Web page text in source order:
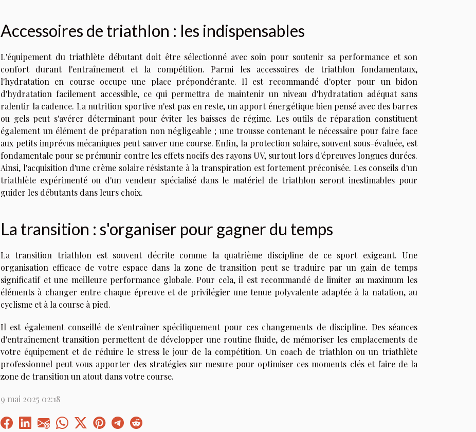
Accessoires de triathlon : les indispensables
L'équipement du triathlète débutant doit être sélectionné avec soin pour soutenir sa performance et son
confort durant l'entraînement et la compétition. Parmi les accessoires de triathlon fondamentaux,
l'hydratation en course occupe une place prépondérante. Il est recommandé d'opter pour un bidon
d'hydratation facilement accessible, ce qui permettra de maintenir un niveau d'hydratation adéquat sans
ralentir la cadence. La nutrition sportive n'est pas en reste, un apport énergétique bien pensé avec des barres
ou gels peut s'avérer déterminant pour éviter les baisses de régime. Les outils de réparation constituent
également un élément de préparation non négligeable ; une trousse contenant le nécessaire pour faire face
aux petits imprévus mécaniques peut sauver une course. Enfin, la protection solaire, souvent sous-évaluée, est
fondamentale pour se prémunir contre les effets nocifs des rayons UV, surtout lors d'épreuves longues durées.
Ainsi, l'acquisition d'une crème solaire résistante à la transpiration est fortement préconisée. Les conseils d'un
triathlète expérimenté ou d'un vendeur spécialisé dans le matériel de triathlon seront inestimables pour
guider les débutants dans leurs choix.
La transition : s'organiser pour gagner du temps
La transition triathlon est souvent décrite comme la quatrième discipline de ce sport exigeant. Une
organisation efficace de votre espace dans la zone de transition peut se traduire par un gain de temps
significatif et une meilleure performance globale. Pour cela, il est recommandé de limiter au maximum les
éléments à changer entre chaque épreuve et de privilégier une tenue polyvalente adaptée à la natation, au
cyclisme et à la course à pied.
Il est également conseillé de s'entraîner spécifiquement pour ces changements de discipline. Des séances
d'entraînement transition permettent de développer une routine fluide, de mémoriser les emplacements de
votre équipement et de réduire le stress le jour de la compétition. Un coach de triathlon ou un triathlète
professionnel peut vous apporter des stratégies sur mesure pour optimiser ces moments clés et faire de la
zone de transition un atout dans votre course.
9 mai 2025 02:18